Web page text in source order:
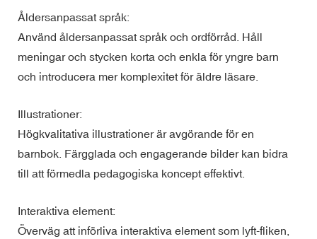
Åldersanpassat språk:
Använd åldersanpassat språk och ordförråd. Håll
meningar och stycken korta och enkla för yngre barn
och introducera mer komplexitet för äldre läsare.
Illustrationer:
Högkvalitativa illustrationer är avgörande för en
barnbok. Färgglada och engagerande bilder kan bidra
till att förmedla pedagogiska koncept effektivt.
Interaktiva element:
Överväg att införliva interaktiva element som lyft-fliken,